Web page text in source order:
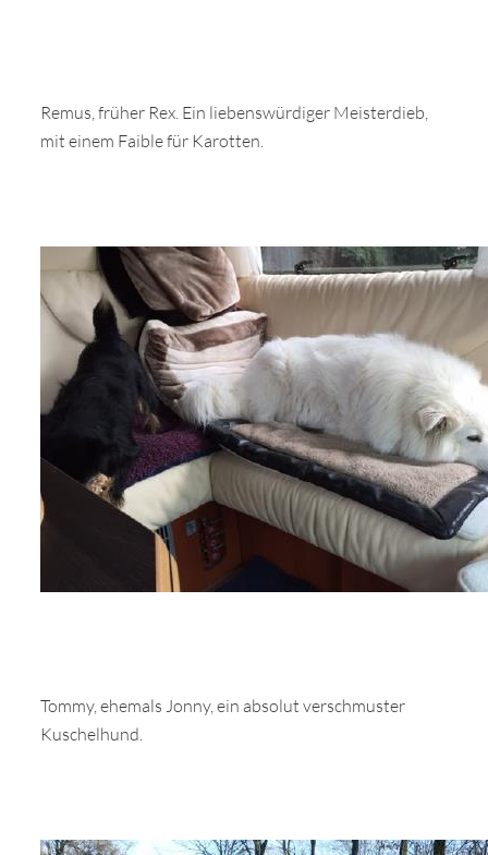
Remus, früher Rex. Ein liebenswürdiger Meisterdieb,
mit einem Faible für Karotten.
Tommy, ehemals Jonny, ein absolut verschmuster
Kuschelhund.